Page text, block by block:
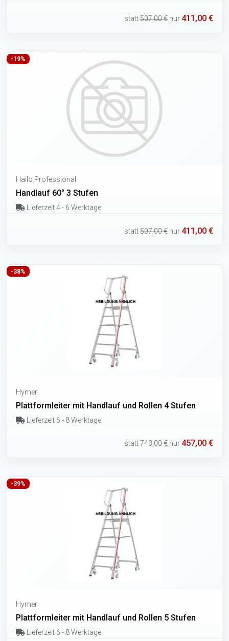
statt507,00 € nur 411,00 €
-19%
Hailo Professional
Handlauf 60° 3 Stufen
Lieferzeit 4 - 6 Werktage
statt507,00 € nur 411,00 €
-38%
Hymer
Plattformleiter mit Handlauf und Rollen 4 Stufen
Lieferzeit 6 - 8 Werktage
statt743,00 € nur 457,00 €
-39%
Hymer
Plattformleiter mit Handlauf und Rollen 5 Stufen
Lieferzeit 6 - 8 Werktage